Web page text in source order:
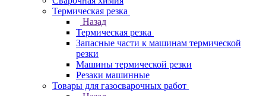
Термическая резка
Назад
Термическая резка
Запасные части к машинам термической
резки
Машины термической резки
Резаки машинные
Товары для газосварочных работ